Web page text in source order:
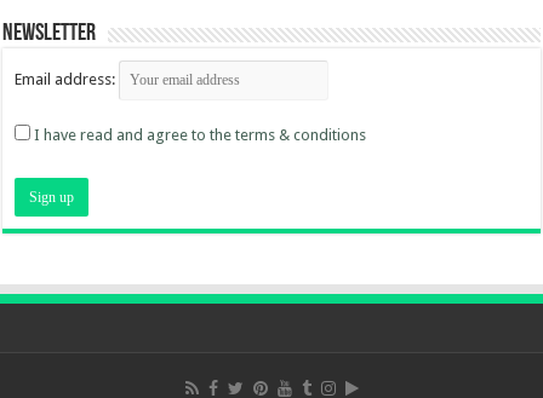
Newsletter
Email address:
I have read and agree to the terms & conditions